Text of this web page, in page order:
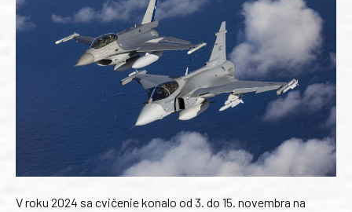
V roku 2024 sa cvičenie konalo od 3. do 15. novembra na